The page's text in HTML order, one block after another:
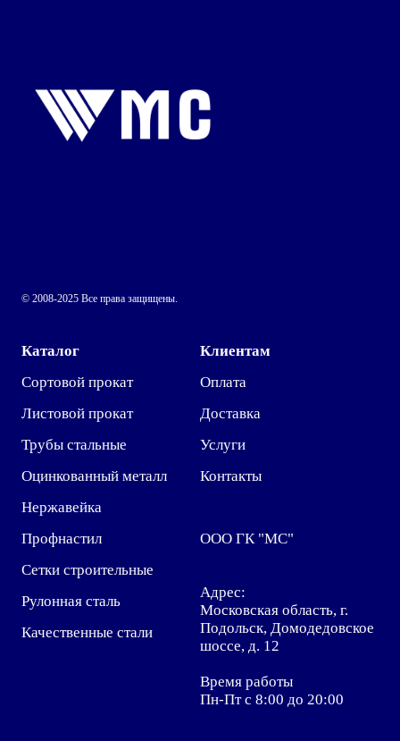
© 2008-2025 Все права защищены.
Каталог
Сортовой прокат
Листовой прокат
Трубы стальные
Оцинкованный металл
Нержавейка
Профнастил
Сетки строительные
Рулонная сталь
Качественные стали
Клиентам
Оплата
Доставка
Услуги
Контакты
ООО ГК "МС"
Адрес:
Московская область, г.
Подольск, Домодедовское
шоссе, д. 12
Время работы
Пн-Пт с 8:00 до 20:00